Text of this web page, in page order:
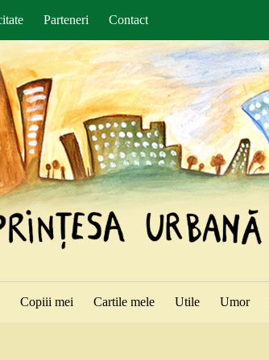
Parteneri Contact
Copiii mei Cartile mele Utile Umor